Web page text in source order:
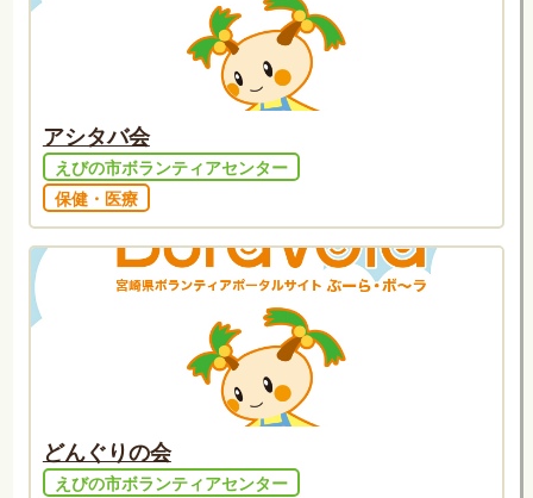
アシタバ会
えびの市ボランティアセンター
保健・医療
どんぐりの会
えびの市ボランティアセンター